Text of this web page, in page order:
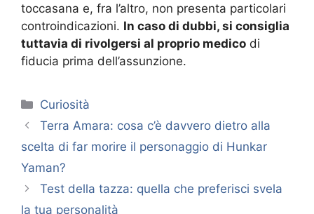
toccasana e, fra l’altro, non presenta particolari
controindicazioni. In caso di dubbi, si consiglia
tuttavia di rivolgersi al proprio medico di
fiducia prima dell’assunzione.
Categorie
Curiosità
Terra Amara: cosa c’è davvero dietro alla
scelta di far morire il personaggio di Hunkar
Yaman?
Test della tazza: quella che preferisci svela
la tua personalità